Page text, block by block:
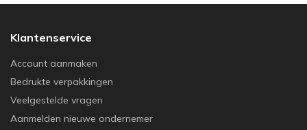
Klantenservice
Account aanmaken
Bedrukte verpakkingen
Veelgestelde vragen
Aanmelden nieuwe ondernemer